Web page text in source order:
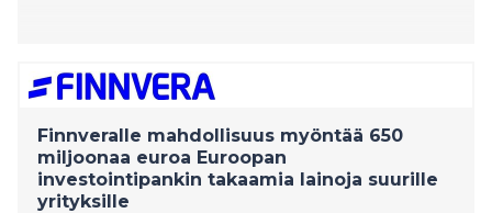
Finnveralle mahdollisuus myöntää 650
miljoonaa euroa Euroopan
investointipankin takaamia lainoja suurille
yrityksille